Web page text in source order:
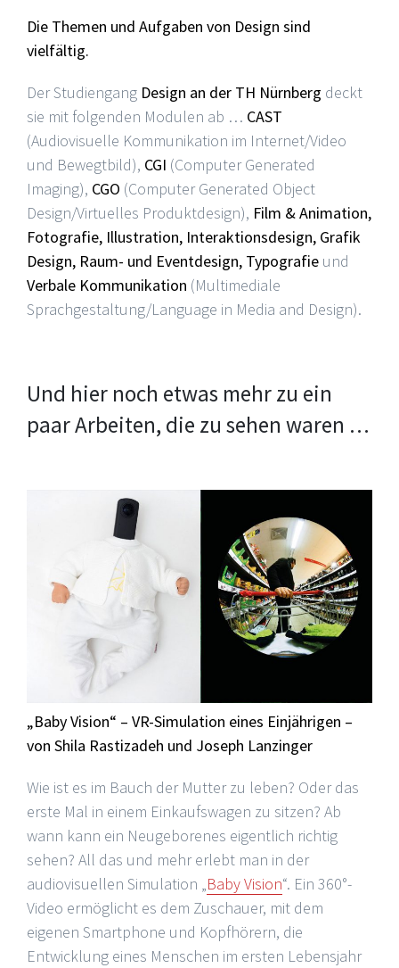
Die Themen und Aufgaben von Design sind
vielfältig.
Der Studiengang Design an der TH Nürnberg deckt
sie mit folgenden Modulen ab … CAST
(Audiovisuelle Kommunikation im Internet/Video
und Bewegtbild), CGI (Computer Generated
Imaging), CGO (Computer Generated Object
Design/Virtuelles Produktdesign), Film & Animation,
Fotografie, Illustration, Interaktionsdesign, Grafik
Design, Raum- und Eventdesign, Typografie und
Verbale Kommunikation (Multimediale
Sprachgestaltung/Language in Media and Design).
Und hier noch etwas mehr zu ein
paar Arbeiten, die zu sehen waren …
„Baby Vision“ – VR-Simulation eines Einjährigen –
von Shila Rastizadeh und Joseph Lanzinger
Wie ist es im Bauch der Mutter zu leben? Oder das
erste Mal in einem Einkaufswagen zu sitzen? Ab
wann kann ein Neugeborenes eigentlich richtig
sehen? All das und mehr erlebt man in der
audiovisuellen Simulation „Baby Vision“. Ein 360°-
Video ermöglicht es dem Zuschauer, mit dem
eigenen Smartphone und Kopfhörern, die
Entwicklung eines Menschen im ersten Lebensjahr